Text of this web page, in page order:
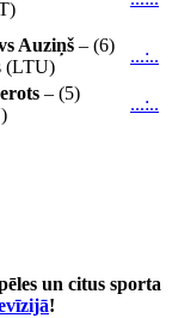
Auziņš – (6)
(LTU)
...:..
– (5)
...:..
un citus sporta
!